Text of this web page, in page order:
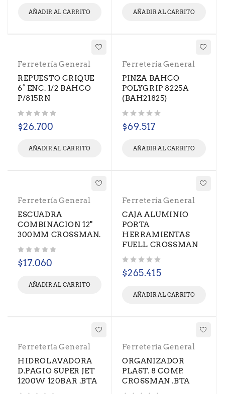
AÑADIR AL CARRITO AÑADIR AL CARRITO
Ferretería General
REPUESTO CRIQUE
6° ENC. 1/2 BAHCO
P/815RN
$26.700
AÑADIR AL CARRITO
Ferretería General
PINZA BAHCO
POLYGRIP 8225A
(BAH21825)
$69.517
AÑADIR AL CARRITO
Ferretería General
ESCUADRA
COMBINACION 12"
300MM CROSSMAN.
$17.060
AÑADIR AL CARRITO
Ferretería General
CAJA ALUMINIO
PORTA
HERRAMIENTAS
FUELL CROSSMAN
$265.415
AÑADIR AL CARRITO
Ferretería General
HIDROLAVADORA
D.PAGIO SUPER JET
1200W 120BAR .BTA
Ferretería General
ORGANIZADOR
PLAST. 8 COMP.
CROSSMAN .BTA